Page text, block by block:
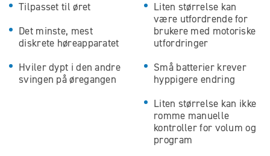
Tilpasset til øret
Det minste, mest
diskrete høreapparatet
Hviler dypt i den andre
svingen på øregangen
Liten størrelse kan
være utfordrende for
brukere med motoriske
utfordringer
Små batterier krever
hyppigere endring
Liten størrelse kan ikke
romme manuelle
kontroller for volum og
program